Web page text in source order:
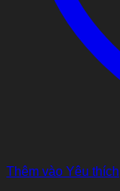
Thêm vào Yêu thích